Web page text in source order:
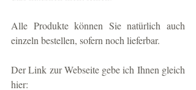
Alle Produkte können Sie natürlich auch
einzeln bestellen, sofern noch lieferbar.
Der Link zur Webseite gebe ich Ihnen gleich